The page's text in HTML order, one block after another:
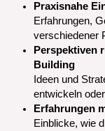
Praxisnahe
Erfahrungen,
verschiedener
Perspektiven
Building
Ideen und
entwickeln
Erfahrungen
Einblicke, wie